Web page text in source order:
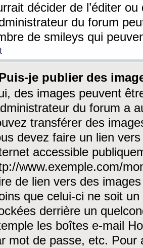
décider de l’éditer
du forum
de smileys qui
je publier des
des images peuvent
du forum a
transférer des
devez faire un lien
accessible
www.exemple.com/
de lien vers des
que celui-ci ne soit
derrière un
les boîtes e-mail
mot de passe, etc. Pour